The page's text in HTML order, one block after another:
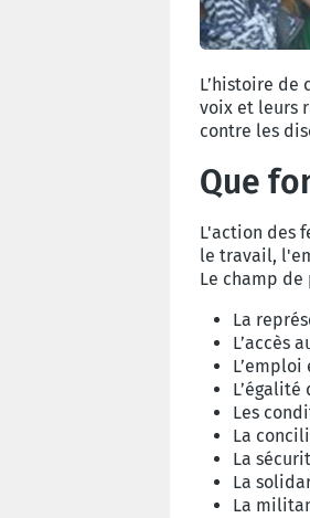
L’histoire de
voix et leurs
contre les
Que
L'action des
le travail,
Le champ de
La
L’accès
L’égalité
Les
La
La
La
La